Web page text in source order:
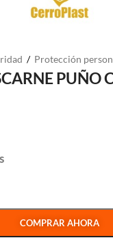
/ Protección
PUÑO
COMPRAR AHORA